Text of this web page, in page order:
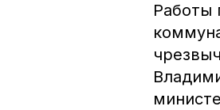
Работы